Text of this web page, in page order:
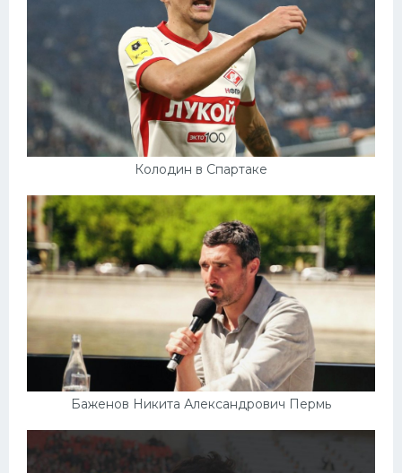
Колодин в Спартаке
Баженов Никита Александрович Пермь